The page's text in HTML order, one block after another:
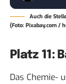
Auch die
(Foto: Pixabay.com /
Platz 11:
Das Chemie-